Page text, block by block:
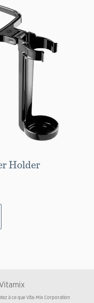
Holder
à ce que Vita-Mix Corporation